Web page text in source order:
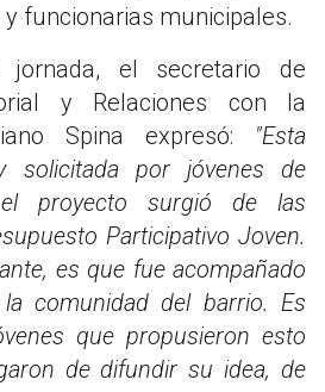
funcionarias municipales.
el secretario de
y Relaciones con la
Spina expresó: "Esta
solicitada por jóvenes de
proyecto surgió de las
Participativo Joven.
es que fue acompañado
comunidad del barrio. Es
que propusieron esto
de difundir su idea, de